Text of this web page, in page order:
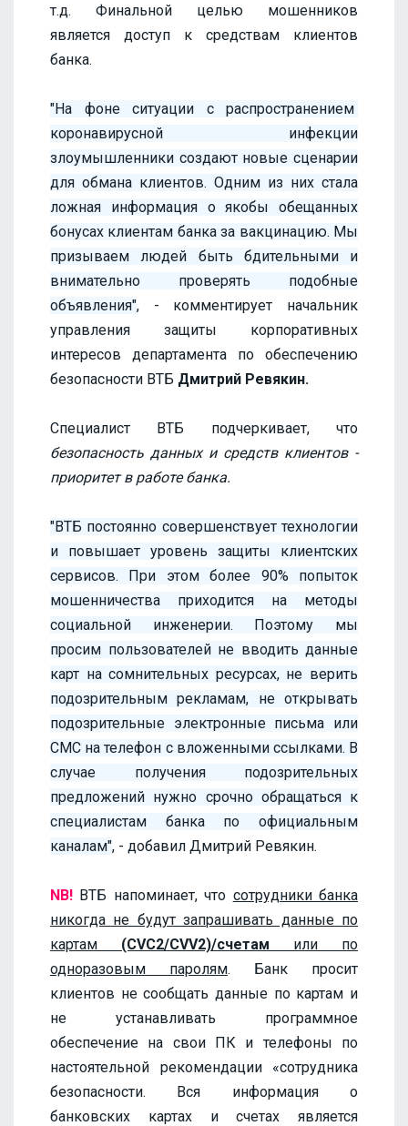
т.д. Финальной целью мошенников
является доступ к средствам клиентов
банка.
"На фоне ситуации с распространением
коронавирусной инфекции
злоумышленники создают новые сценарии
для обмана клиентов. Одним из них стала
ложная информация о якобы обещанных
бонусах клиентам банка за вакцинацию. Мы
призываем людей быть бдительными и
внимательно проверять подобные
объявления", - комментирует начальник
управления защиты корпоративных
интересов департамента по обеспечению
безопасности ВТБ Дмитрий Ревякин.
Специалист ВТБ подчеркивает, что
безопасность данных и средств клиентов -
приоритет в работе банка.
"ВТБ постоянно совершенствует технологии
и повышает уровень защиты клиентских
сервисов. При этом более 90% попыток
мошенничества приходится на методы
социальной инженерии. Поэтому мы
просим пользователей не вводить данные
карт на сомнительных ресурсах, не верить
подозрительным рекламам, не открывать
подозрительные электронные письма или
СМС на телефон с вложенными ссылками. В
случае получения подозрительных
предложений нужно срочно обращаться к
специалистам банка по официальным
каналам", - добавил Дмитрий Ревякин.
NB! ВТБ напоминает, что сотрудники банка
никогда не будут запрашивать данные по
картам (CVC2/CVV2)/счетам или по
одноразовым паролям. Банк просит
клиентов не сообщать данные по картам и
не устанавливать программное
обеспечение на свои ПК и телефоны по
настоятельной рекомендации «сотрудника
безопасности. Вся информация о
банковских картах и счетах является